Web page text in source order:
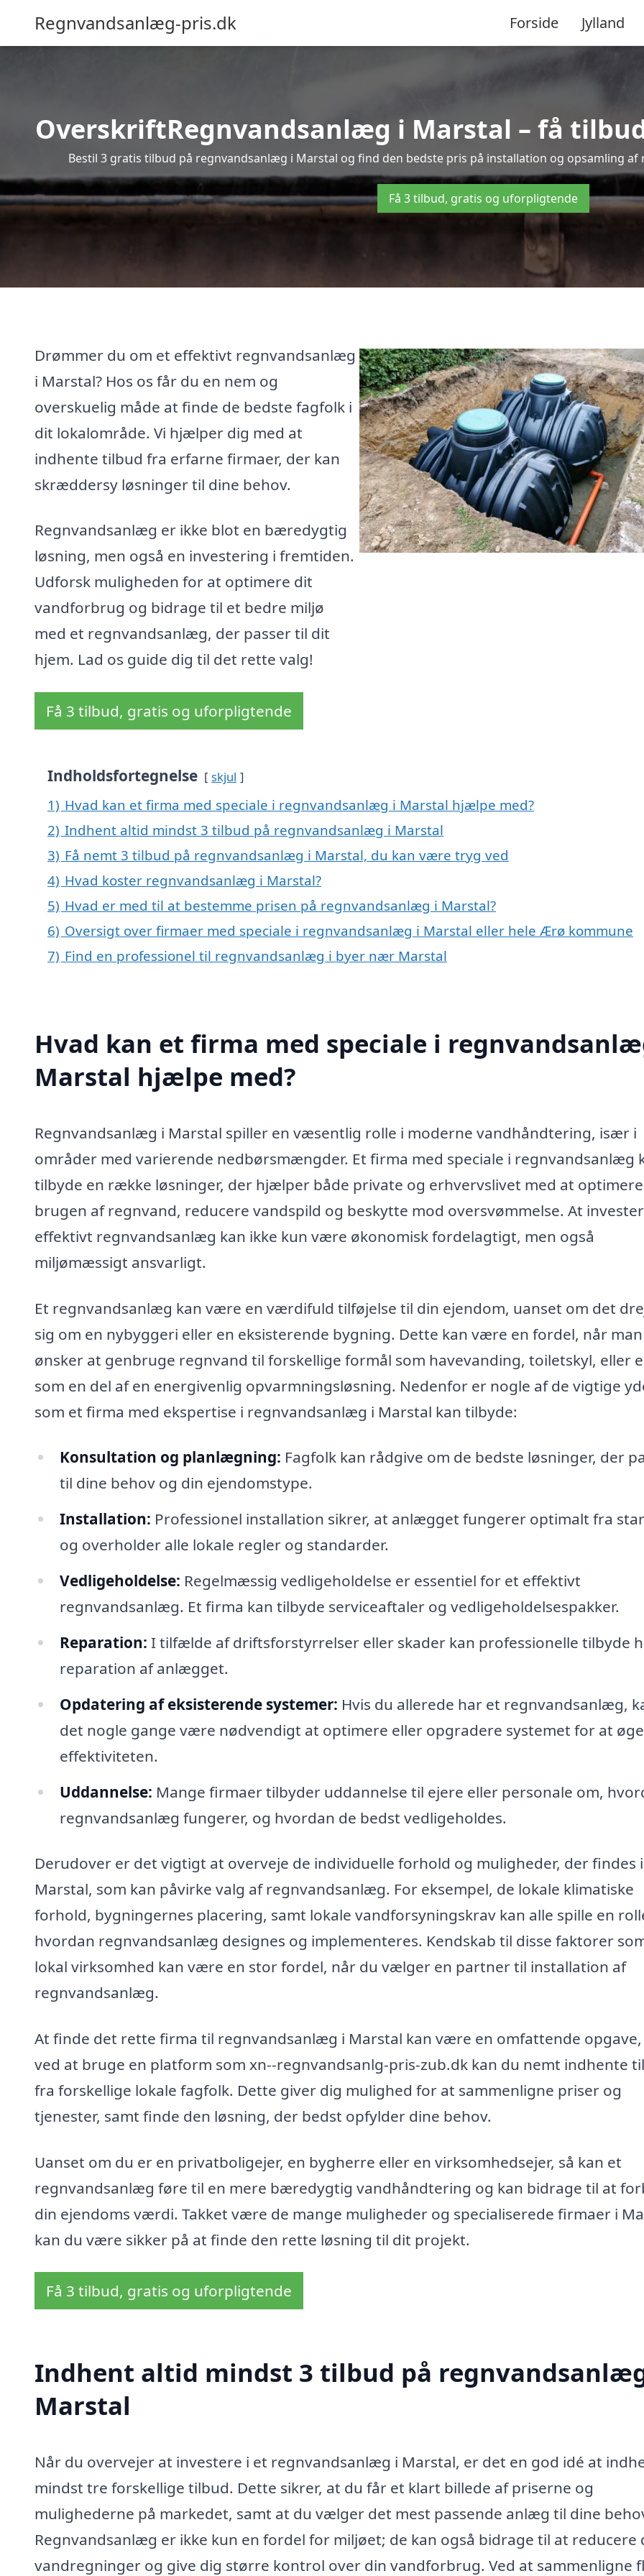
Regnvandsanlæg-pris.dk Forside Jylland
OverskriftRegnvandsanlæg i Marstal – få
Bestil 3 gratis tilbud på regnvandsanlæg i Marstal og find den bedste pris på installation og opsamling
Få 3 tilbud, gratis og uforpligtende
Drømmer du om et effektivt regnvandsanlæg
i Marstal? Hos os får du en nem og
overskuelig måde at finde de bedste fagfolk i
dit lokalområde. Vi hjælper dig med at
indhente tilbud fra erfarne firmaer, der kan
skræddersy løsninger til dine behov.
Regnvandsanlæg er ikke blot en bæredygtig
løsning, men også en investering i fremtiden.
Udforsk muligheden for at optimere dit
vandforbrug og bidrage til et bedre miljø
med et regnvandsanlæg, der passer til dit
hjem. Lad os guide dig til det rette valg!
Få 3 tilbud, gratis og uforpligtende
Indholdsfortegnelse skjul
1) Hvad kan et firma med speciale i regnvandsanlæg i Marstal hjælpe med?
2) Indhent altid mindst 3 tilbud på regnvandsanlæg i Marstal
3) Få nemt 3 tilbud på regnvandsanlæg i Marstal, du kan være tryg ved
4) Hvad koster regnvandsanlæg i Marstal?
5) Hvad er med til at bestemme prisen på regnvandsanlæg i Marstal?
6) Oversigt over firmaer med speciale i regnvandsanlæg i Marstal eller hele Ærø kommune
7) Find en professionel til regnvandsanlæg i byer nær Marstal
Hvad kan et firma med speciale i
Marstal hjælpe med?
Regnvandsanlæg i Marstal spiller en væsentlig rolle i moderne vandhåndtering, især i
områder med varierende nedbørsmængder. Et firma med speciale i regnvandsanlæg
tilbyde en række løsninger, der hjælper både private og erhvervslivet med at optimere
brugen af regnvand, reducere vandspild og beskytte mod oversvømmelse. At
effektivt regnvandsanlæg kan ikke kun være økonomisk fordelagtigt, men også
miljømæssigt ansvarligt.
Et regnvandsanlæg kan være en værdifuld tilføjelse til din ejendom, uanset om det
sig om en nybyggeri eller en eksisterende bygning. Dette kan være en fordel, når man
ønsker at genbruge regnvand til forskellige formål som havevanding, toiletskyl, eller
som en del af en energivenlig opvarmningsløsning. Nedenfor er nogle af de vigtige
som et firma med ekspertise i regnvandsanlæg i Marstal kan tilbyde:
Konsultation og planlægning: Fagfolk kan rådgive om de bedste løsninger, der
til dine behov og din ejendomstype.
Installation: Professionel installation sikrer, at anlægget fungerer optimalt fra
og overholder alle lokale regler og standarder.
Vedligeholdelse: Regelmæssig vedligeholdelse er essentiel for et effektivt
regnvandsanlæg. Et firma kan tilbyde serviceaftaler og vedligeholdelsespakker.
Reparation: I tilfælde af driftsforstyrrelser eller skader kan professionelle tilbyde
reparation af anlægget.
Opdatering af eksisterende systemer: Hvis du allerede har et regnvandsanlæg,
det nogle gange være nødvendigt at optimere eller opgradere systemet for at øge
effektiviteten.
Uddannelse: Mange firmaer tilbyder uddannelse til ejere eller personale om,
regnvandsanlæg fungerer, og hvordan de bedst vedligeholdes.
Derudover er det vigtigt at overveje de individuelle forhold og muligheder, der findes i
Marstal, som kan påvirke valg af regnvandsanlæg. For eksempel, de lokale klimatiske
forhold, bygningernes placering, samt lokale vandforsyningskrav kan alle spille en
hvordan regnvandsanlæg designes og implementeres. Kendskab til disse faktorer
lokal virksomhed kan være en stor fordel, når du vælger en partner til installation af
regnvandsanlæg.
At finde det rette firma til regnvandsanlæg i Marstal kan være en omfattende
ved at bruge en platform som xn--regnvandsanlg-pris-zub.dk kan du nemt indhente
fra forskellige lokale fagfolk. Dette giver dig mulighed for at sammenligne priser og
tjenester, samt finde den løsning, der bedst opfylder dine behov.
Uanset om du er en privatboligejer, en bygherre eller en virksomhedsejer, så kan et
regnvandsanlæg føre til en mere bæredygtig vandhåndtering og kan bidrage til at
din ejendoms værdi. Takket være de mange muligheder og specialiserede firmaer i
kan du være sikker på at finde den rette løsning til dit projekt.
Få 3 tilbud, gratis og uforpligtende
Indhent altid mindst 3 tilbud på
Marstal
Når du overvejer at investere i et regnvandsanlæg i Marstal, er det en god idé at
mindst tre forskellige tilbud. Dette sikrer, at du får et klart billede af priserne og
mulighederne på markedet, samt at du vælger det mest passende anlæg til dine
Regnvandsanlæg er ikke kun en fordel for miljøet; de kan også bidrage til at reducere
vandregninger og give dig større kontrol over din vandforbrug. Ved at sammenligne